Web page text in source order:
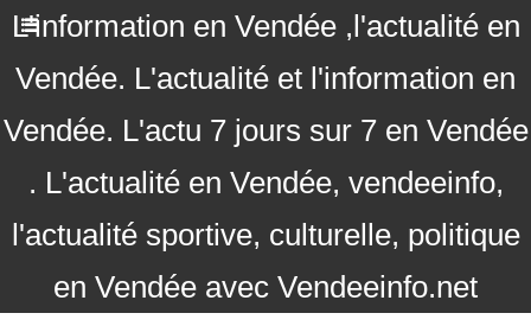
L'information en Vendée ,l'actualité en
Vendée. L'actualité et l'information en
Vendée. L'actu 7 jours sur 7 en Vendée
. L'actualité en Vendée, vendeeinfo,
l'actualité sportive, culturelle, politique
en Vendée avec Vendeeinfo.net